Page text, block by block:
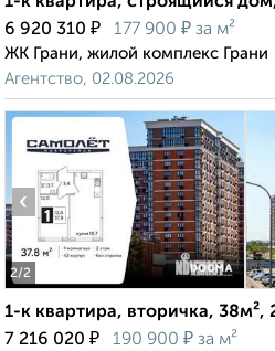
6 920 310 ₽ 177 900 ₽ за м²
ЖК Грани, жилой комплекс Грани
Агентство, 02.08.2026
2/2
‹
1-к квартира, вторичка, 38м²,
7 216 020 ₽ 190 900 ₽ за м²